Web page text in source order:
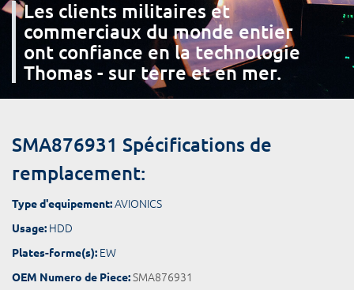
Les clients militaires et
commerciaux du monde entier
ont confiance en la technologie
Thomas - sur terre et en mer.
SMA876931 Spécifications de
remplacement:
Type d'equipement:AVIONICS
Usage: HDD
Plates-forme(s): EW
OEM Numero de Piece:SMA876931